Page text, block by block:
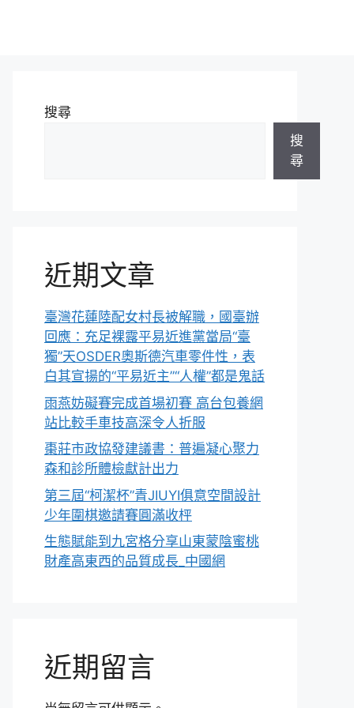
搜尋
搜
尋
近期文章
臺灣花蓮陸配女村長被解職，國臺辦
回應：充足裸露平易近進黨當局“臺
獨”天OSDER奧斯德汽車零件性，表
白其宣揚的“平易近主”“人權”都是鬼話
雨燕妨礙賽完成首場初賽 高台包養網
站比較手車技高深令人折服
棗莊市政協發建議書：普遍凝心聚力
森和診所體檢獻計出力
第三屆“柯潔杯”青JIUYI俱意空間設計
少年圍棋邀請賽圓滿收枰
生態賦能到九宮格分享山東蒙陰蜜桃
財產高東西的品質成長_中國網
近期留言